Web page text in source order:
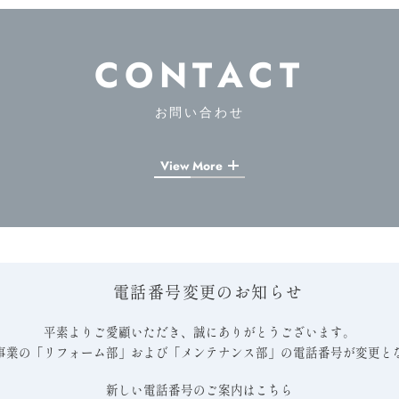
CONTACT
お問い合わせ
View More
電話番号変更のお知らせ
平素よりご愛顧いただき、誠にありがとうございます。
業の「リフォーム部」および「メンテナンス部」の電話番号が変更と
新しい電話番号のご案内はこちら